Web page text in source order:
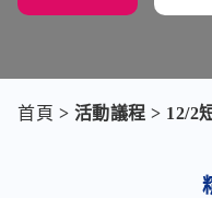
首頁 > 活動議程 > 12/2